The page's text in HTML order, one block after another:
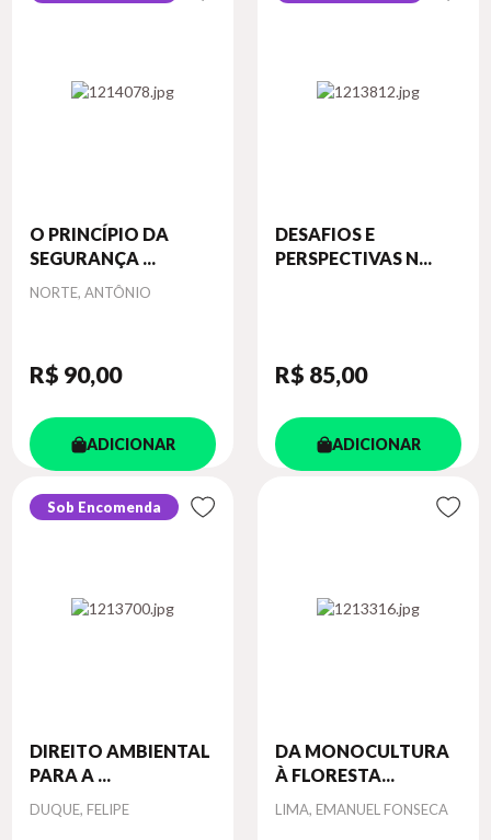
O PRINCÍPIO DA
SEGURANÇA ...
Autor
NORTE, ANTÔNIO
R$ 90,00
ADICIONAR
DESAFIOS E
PERSPECTIVAS N...
R$ 85,00
ADICIONAR
Sob Encomenda
DIREITO AMBIENTAL
PARA A ...
Autor
DUQUE, FELIPE
DA MONOCULTURA
À FLORESTA...
Autor
LIMA, EMANUEL FONSECA